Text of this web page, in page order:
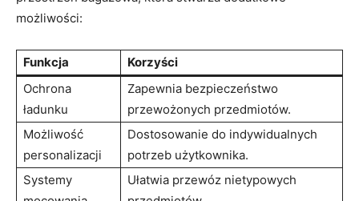
możliwości:
Funkcja
Korzyści
Ochrona‌
ładunku
Zapewnia⁣ bezpieczeństwo
przewożonych‌ przedmiotów.
Możliwość
personalizacji
Dostosowanie do​ indywidualnych
potrzeb użytkownika.
Systemy
Ułatwia przewóz nietypowych